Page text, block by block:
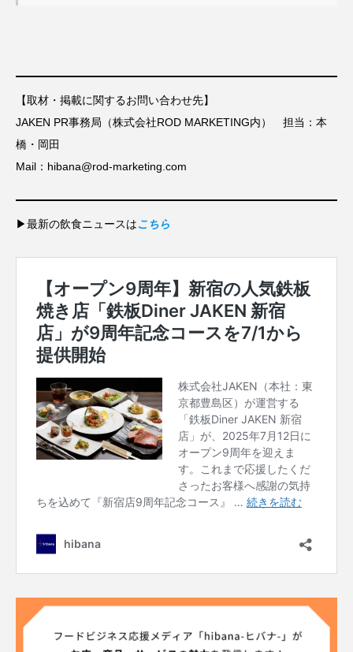
【取材・掲載に関するお問い合わせ先】
JAKEN PR事務局（株式会社ROD MARKETING内） 担当：本
橋・岡田
Mail：hibana@rod-marketing.com
▶最新の飲食ニュースはこちら